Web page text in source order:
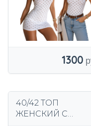
1300
40/42 ТОП
ЖЕНСКИЙ С